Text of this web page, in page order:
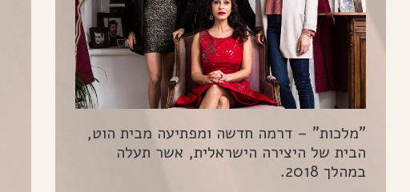
"מלכות" – דרמה חדשה ומפתיעה מבית הוט,
הבית של היצירה הישראלית, אשר תעלה
במהלך 2018.